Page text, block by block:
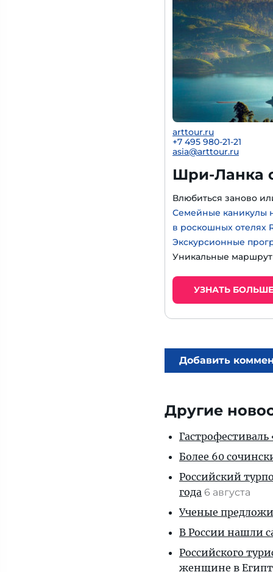
arttour.ru
+7 495 980-21-21
asia@arttour.ru
Шри-Ланка
Влюбиться заново
Семейные каникулы
в роскошных отелях
Экскурсионные
Уникальные
УЗНАТЬ БОЛЬШЕ
Добавить
Другие
Гастрофестиваль
Более 60
Российский
года 6 августа
Ученые
В России нашли
Российского
женщине в